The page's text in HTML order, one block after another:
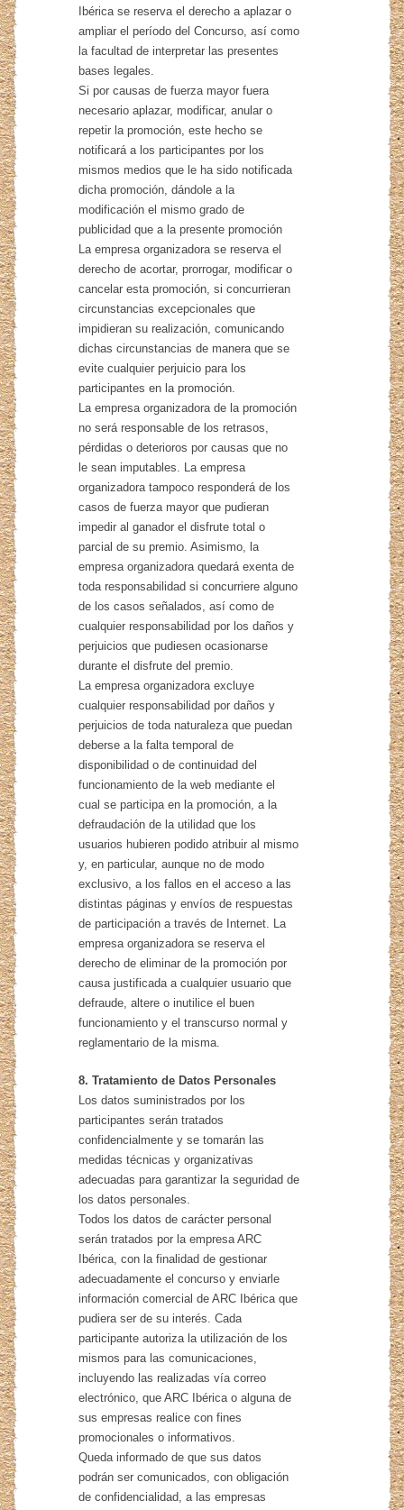
Ibérica se reserva el derecho a aplazar o
ampliar el período del Concurso, así como
la facultad de interpretar las presentes
bases legales.
Si por causas de fuerza mayor fuera
necesario aplazar, modificar, anular o
repetir la promoción, este hecho se
notificará a los participantes por los
mismos medios que le ha sido notificada
dicha promoción, dándole a la
modificación el mismo grado de
publicidad que a la presente promoción
La empresa organizadora se reserva el
derecho de acortar, prorrogar, modificar o
cancelar esta promoción, si concurrieran
circunstancias excepcionales que
impidieran su realización, comunicando
dichas circunstancias de manera que se
evite cualquier perjuicio para los
participantes en la promoción.
La empresa organizadora de la promoción
no será responsable de los retrasos,
pérdidas o deterioros por causas que no
le sean imputables. La empresa
organizadora tampoco responderá de los
casos de fuerza mayor que pudieran
impedir al ganador el disfrute total o
parcial de su premio. Asimismo, la
empresa organizadora quedará exenta de
toda responsabilidad si concurriere alguno
de los casos señalados, así como de
cualquier responsabilidad por los daños y
perjuicios que pudiesen ocasionarse
durante el disfrute del premio.
La empresa organizadora excluye
cualquier responsabilidad por daños y
perjuicios de toda naturaleza que puedan
deberse a la falta temporal de
disponibilidad o de continuidad del
funcionamiento de la web mediante el
cual se participa en la promoción, a la
defraudación de la utilidad que los
usuarios hubieren podido atribuir al mismo
y, en particular, aunque no de modo
exclusivo, a los fallos en el acceso a las
distintas páginas y envíos de respuestas
de participación a través de Internet. La
empresa organizadora se reserva el
derecho de eliminar de la promoción por
causa justificada a cualquier usuario que
defraude, altere o inutilice el buen
funcionamiento y el transcurso normal y
reglamentario de la misma.
8. Tratamiento de Datos Personales
Los datos suministrados por los
participantes serán tratados
confidencialmente y se tomarán las
medidas técnicas y organizativas
adecuadas para garantizar la seguridad de
los datos personales.
Todos los datos de carácter personal
serán tratados por la empresa ARC
Ibérica, con la finalidad de gestionar
adecuadamente el concurso y enviarle
información comercial de ARC Ibérica que
pudiera ser de su interés. Cada
participante autoriza la utilización de los
mismos para las comunicaciones,
incluyendo las realizadas vía correo
electrónico, que ARC Ibérica o alguna de
sus empresas realice con fines
promocionales o informativos.
Queda informado de que sus datos
podrán ser comunicados, con obligación
de confidencialidad, a las empresas